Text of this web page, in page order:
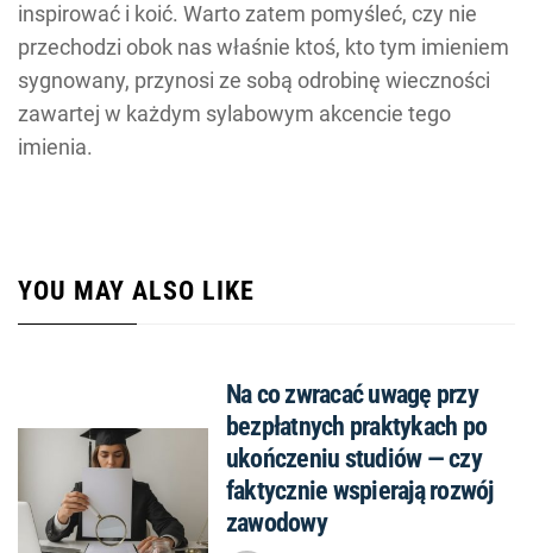
inspirować i koić. Warto zatem pomyśleć, czy nie
przechodzi obok nas właśnie ktoś, kto tym imieniem
sygnowany, przynosi ze sobą odrobinę wieczności
zawartej w każdym sylabowym akcencie tego
imienia.
YOU MAY ALSO LIKE
Na co zwracać uwagę przy
bezpłatnych praktykach po
ukończeniu studiów — czy
faktycznie wspierają rozwój
zawodowy